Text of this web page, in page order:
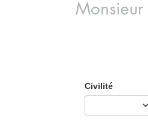
Monsieur
Civilité